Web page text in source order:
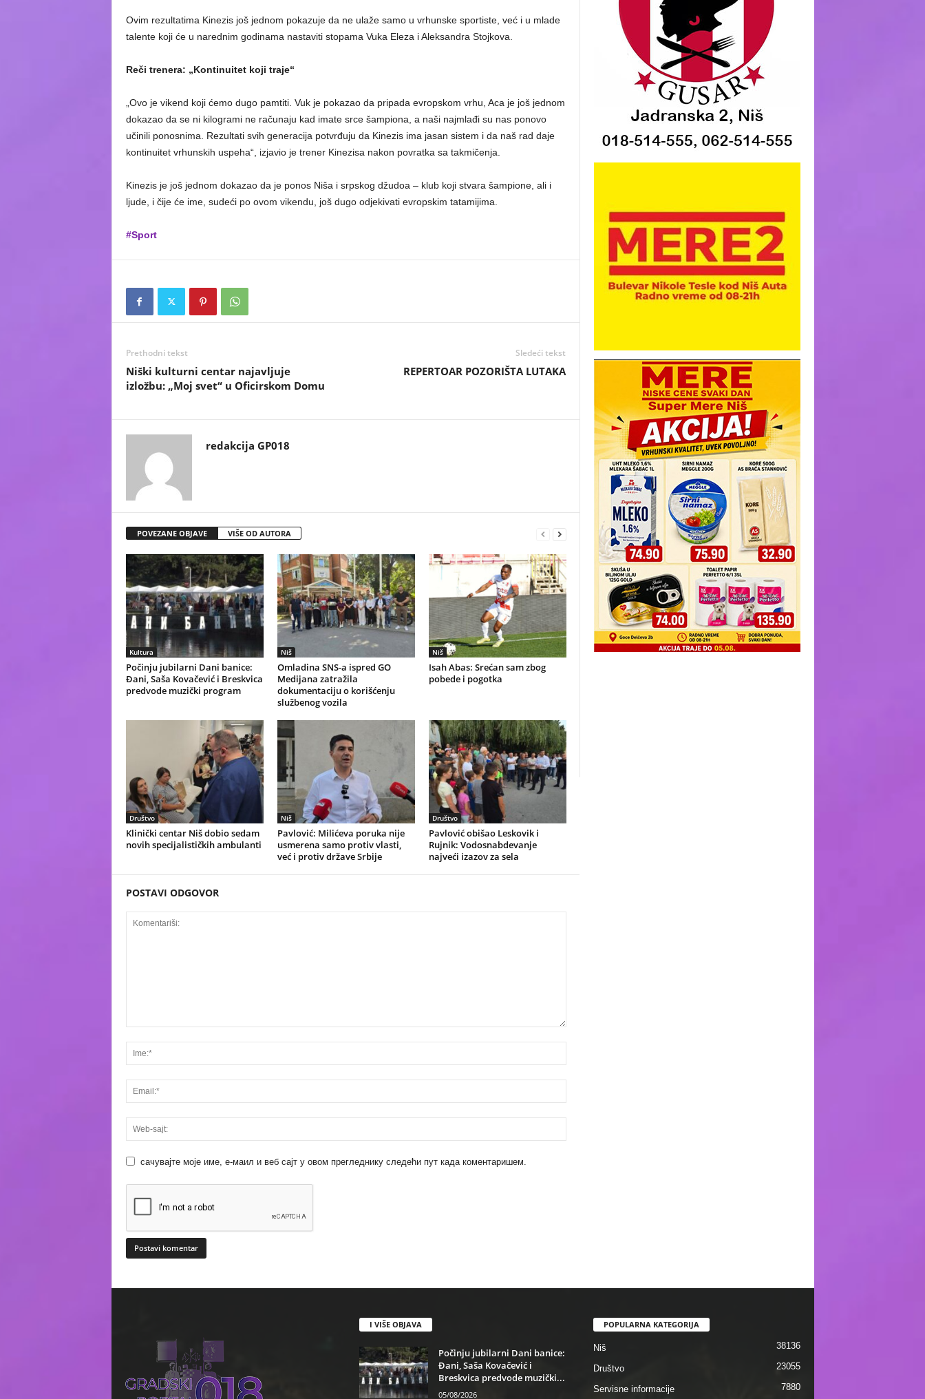
Ovim rezultatima Kinezis još jednom pokazuje da ne ulaže samo u vrhunske sportiste, već i u mlade
talente koji će u narednim godinama nastaviti stopama Vuka Eleza i Aleksandra Stojkova.
Reči trenera: „Kontinuitet koji traje“
„Ovo je vikend koji ćemo dugo pamtiti. Vuk je pokazao da pripada evropskom vrhu, Aca je još jednom
dokazao da se ni kilogrami ne računaju kad imate srce šampiona, a naši najmlađi su nas ponovo
učinili ponosnima. Rezultati svih generacija potvrđuju da Kinezis ima jasan sistem i da naš rad daje
kontinuitet vrhunskih uspeha“, izjavio je trener Kinezisa nakon povratka sa takmičenja.
Kinezis je još jednom dokazao da je ponos Niša i srpskog džudoa – klub koji stvara šampione, ali i
ljude, i čije će ime, sudeći po ovom vikendu, još dugo odjekivati evropskim tatamijima.
#Sport
Prethodni tekst
Niški kulturni centar najavljuje
izložbu: „Moj svet“ u Oficirskom Domu
Sledeći tekst
REPERTOAR POZORIŠTA LUTAKA
redakcija GP018
POVEZANE OBJAVE VIŠE OD AUTORA
Kultura
Počinju jubilarni Dani banice:
Đani, Saša Kovačević i Breskvica
predvode muzički program
Niš
Omladina SNS-a ispred GO
Medijana zatražila
dokumentaciju o korišćenju
službenog vozila
Niš
Isah Abas: Srećan sam zbog
pobede i pogotka
Društvo
Klinički centar Niš dobio sedam
novih specijalističkih ambulanti
Niš
Pavlović: Milićeva poruka nije
usmerena samo protiv vlasti,
već i protiv države Srbije
Društvo
Pavlović obišao Leskovik i
Rujnik: Vodosnabdevanje
najveći izazov za sela
POSTAVI ODGOVOR
сачувајте моје име, е-маил и веб сајт у овом прегледнику следећи пут када коментаришем.
I VIŠE OBJAVA
Počinju jubilarni Dani banice:
Đani, Saša Kovačević i
Breskvica predvode muzički...
05/08/2026
POPULARNA KATEGORIJA
Niš 38136
Društvo 23055
Servisne informacije 7880